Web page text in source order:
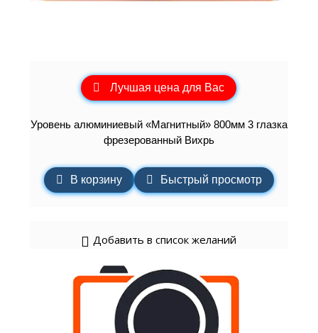
Лучшая цена для Вас
Уровень алюминиевый «Магнитный» 800мм 3 глазка
фрезерованный Вихрь
В корзину Быстрый просмотр
Добавить в список желаний